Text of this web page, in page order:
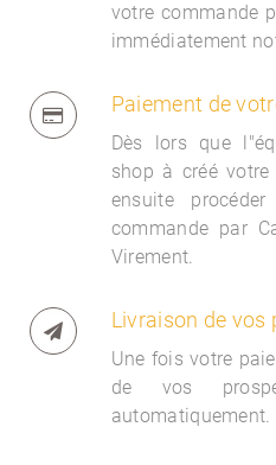
votre commande
immédiatement
Paiement de
Dès lors que
shop à créé
ensuite
commande par
Virement.
Livraison de vos
Une fois votre
de vos
automatiquement.